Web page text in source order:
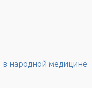
в народной медицине